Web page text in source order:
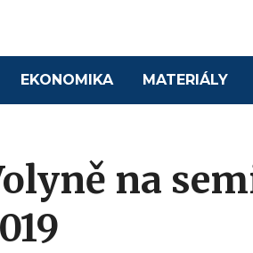
EKONOMIKA MATERIÁLY
na